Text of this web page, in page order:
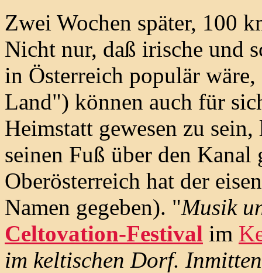
Zwei Wochen später, 100
Nicht nur, daß irische und
in Österreich populär
Land") können auch für
Heimstatt gewesen zu
seinen Fuß über den Kanal
Oberösterreich hat der
Namen gegeben). "Musik
Celtovation-Festival im
im keltischen Dorf.